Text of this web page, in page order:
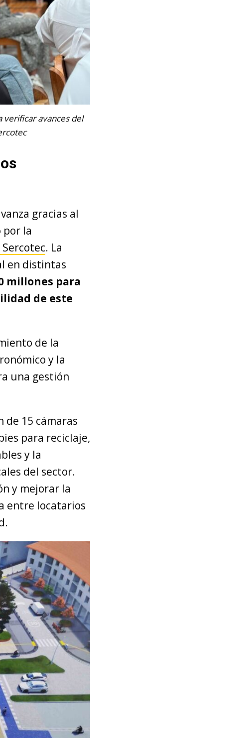
verificar avances del
gracias al
por la
Sercotec. La
en distintas
millones para
de este
de la
y la
una gestión
de 15 cámaras
para reciclaje,
y la
del sector.
y mejorar la
entre locatarios